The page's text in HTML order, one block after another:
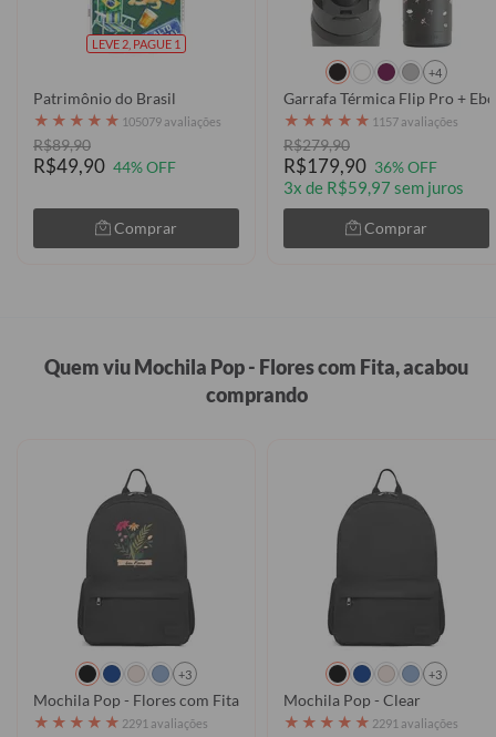
LEVE 2, PAGUE 1
Patrimônio do Brasil
★ ★ ★ ★ ★ 105079 avaliações
R$89,90
R$49,90 44% OFF
Comprar
+4
★ ★ ★ ★ ★ 1157 avaliações
R$279,90
R$179,90 36% OFF
3x de R$59,97 sem juros
Comprar
Quem viu Mochila Pop - Flores com Fita, acabou
comprando
+3
Mochila Pop - Flores com Fita
★ ★ ★ ★ ★ 2291 avaliações
+3
Mochila Pop - Clear
★ ★ ★ ★ ★ 2291 avaliações